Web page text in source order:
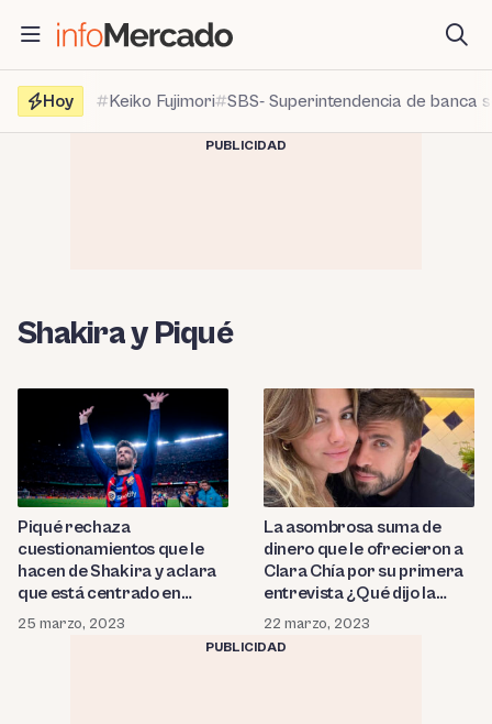
contenido
Hoy
Keiko Fujimori SBS- Superintendencia de banca
PUBLICIDAD
Shakira y Piqué
Piqué rechaza
cuestionamientos que le
hacen de Shakira y aclara
que está centrado en
trabajar por sus hijos:
¿Cuáles son las empresas y
25 marzo, 2023
La asombrosa suma de
dinero que le ofrecieron a
Clara Chía por su primera
entrevista ¿Qué dijo la
novia de Piqué?
22 marzo, 2023
PUBLICIDAD